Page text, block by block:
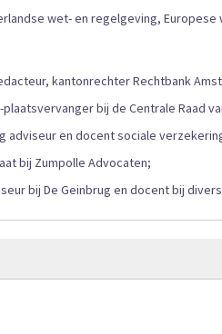
wet- en regelgeving,
kantonrechter Rechtbank
plaatsvervanger bij de Centrale Raad
adviseur en docent sociale
bij Zumpolle Advocaten;
bij De Geinbrug en docent bij